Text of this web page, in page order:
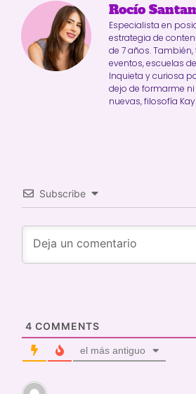
Rocío
Especialista en
estrategia de
de 7 años.
eventos, escuelas
Inquieta y curiosa
dejo de formarme
nuevas, filosofía
Subscribe
4 COMMENTS
el más antiguo